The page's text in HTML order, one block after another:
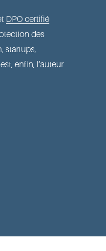
DPO certifié
des
startups,
enfin, l’auteur